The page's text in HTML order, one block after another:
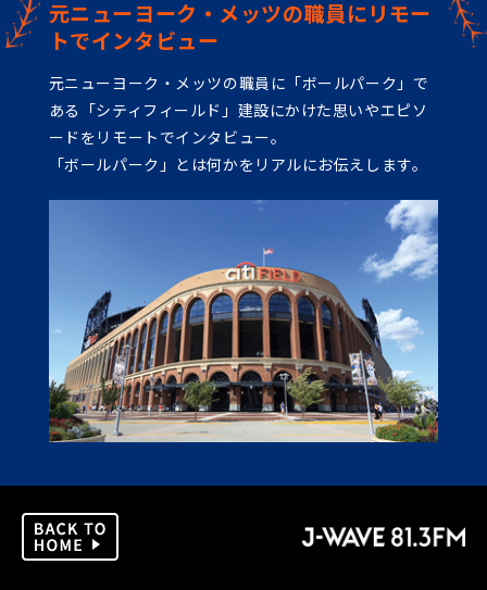
元ニューヨーク・メッツの職員にリモー
トでインタビュー
元ニューヨーク・メッツの職員に「ボールパーク」で
ある「シティフィールド」建設にかけた思いやエピソ
ードをリモートでインタビュー。
「ボールパーク」とは何かをリアルにお伝えします。